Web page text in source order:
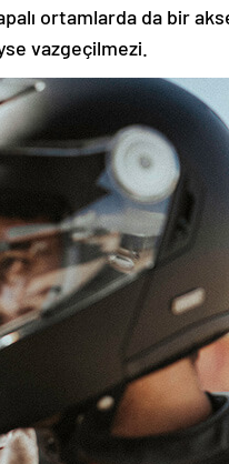
ortamlarda da bir
vazgeçilmezi.